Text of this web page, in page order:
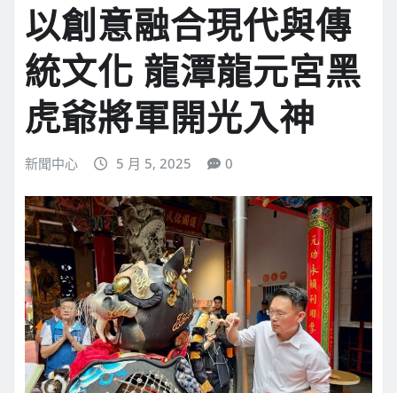
以創意融合現代與傳
統文化 龍潭龍元宮黑
虎爺將軍開光入神
新聞中心 5 月 5, 2025 0